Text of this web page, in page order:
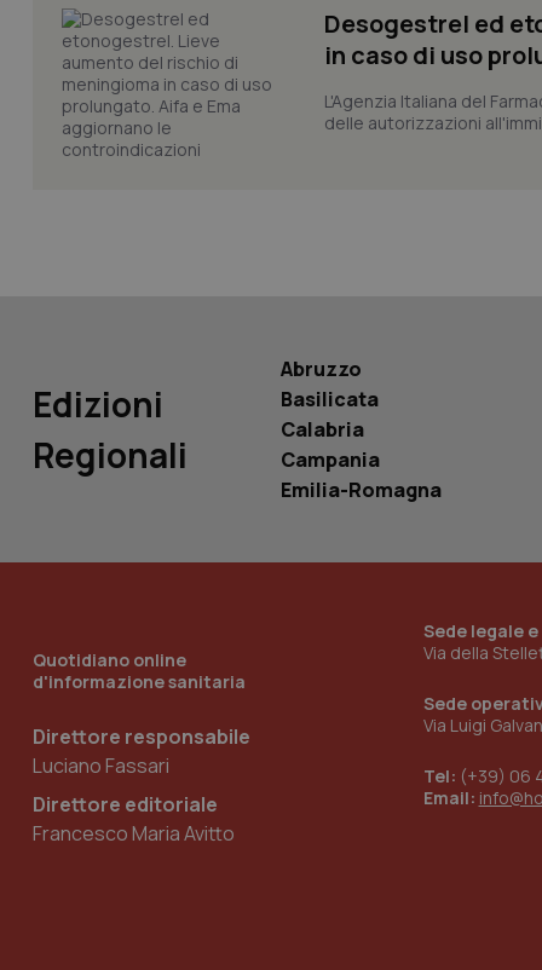
Desogestrel ed
in caso di uso
L'Agenzia Italiana del
delle autorizzazioni
Edizioni
Regionali
Abruzzo
Basilicata
Calabria
Campania
Emilia-Romagna
Quotidiano online
d'informazione sanitaria
Direttore responsabile
Luciano Fassari
Direttore editoriale
Francesco Maria Avitto
Sede legale
Via della
Sede
Via Luigi
Tel: (+39) 06
Email:
__Secure-YNID
__Secure-
ROLLOUT_TOKEN
tracking-sites-
ironfish-tracking-